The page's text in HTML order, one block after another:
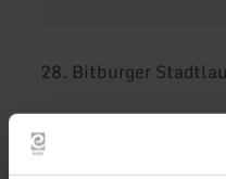
28. Bitburger
De stadsloop vindt dit